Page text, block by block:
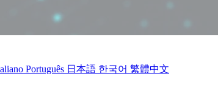
Português 日本語 한국어 繁體中文